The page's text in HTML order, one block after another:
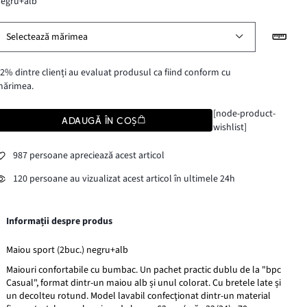
Selectează mărimea
dintre clienți au evaluat produsul ca fiind conform cu
ADAUGĂ ÎN COȘ
[node-product-
wishlist]
987 persoane apreciează acest articol
120 persoane au vizualizat acest articol în ultimele 24h
Informații despre produs
Maiou sport (2buc.) negru+alb
Maiouri confortabile cu bumbac. Un pachet practic dublu de la "bpc
Casual", format dintr-un maiou alb și unul colorat. Cu bretele late și
un decolteu rotund. Model lavabil confecţionat dintr-un material